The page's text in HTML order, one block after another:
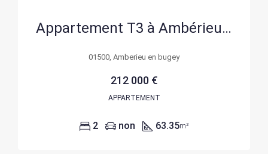
Appartement T3 à Ambérieu-en-Bugey avec parking et TVA réduite – Livraison 2028
01500, Amberieu en bugey
212 000 €
APPARTEMENT
2 non 63.35m²